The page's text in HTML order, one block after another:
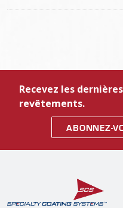
Recevez les
revêtements.
ABONNEZ-